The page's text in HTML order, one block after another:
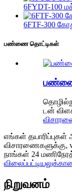
6FYDT-100
6FTF-300
பண்ணை தொட்டிகள்
பண்ணை
டன்
எங்கள் தயாரிப்புகள்
விசாரணைகளுக்கு,
நாங்கள் 24
நிறுவனம்